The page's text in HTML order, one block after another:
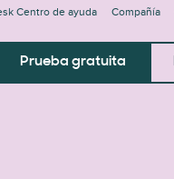
Centro de ayuda Compañía
Prueba gratuita